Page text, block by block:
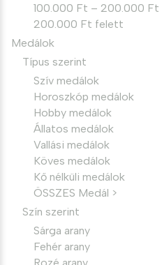
100.000 Ft – 200.000 Ft
200.000 Ft felett
Medálok
Típus szerint
Szív medálok
Horoszkóp medálok
Hobby medálok
Állatos medálok
Vallási medálok
Köves medálok
Kő nélküli medálok
ÖSSZES Medál >
Szín szerint
Sárga arany
Fehér arany
Rozé arany